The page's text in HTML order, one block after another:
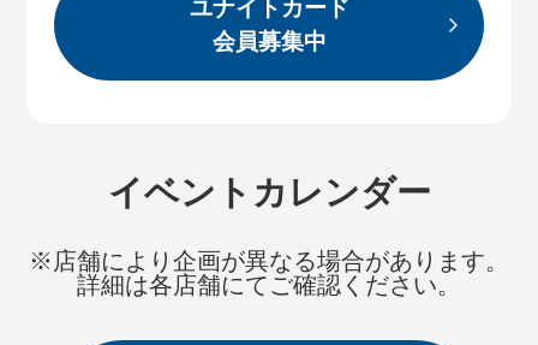
ユナイトカード
会員募集中
イベントカレンダー
※店舗により企画が異なる場合があります。
詳細は各店舗にてご確認ください。